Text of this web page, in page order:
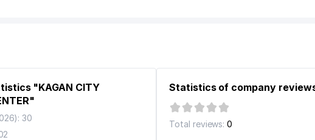
"KAGAN CITY
30
Statistics of company
Total reviews: 0